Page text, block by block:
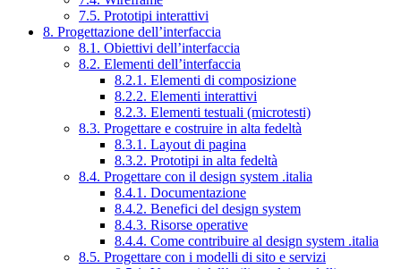
7.5. Prototipi interattivi
8. Progettazione dell’interfaccia
8.1. Obiettivi dell’interfaccia
8.2. Elementi dell’interfaccia
8.2.1. Elementi di composizione
8.2.2. Elementi interattivi
8.2.3. Elementi testuali (microtesti)
8.3. Progettare e costruire in alta fedeltà
8.3.1. Layout di pagina
8.3.2. Prototipi in alta fedeltà
8.4. Progettare con il design system .italia
8.4.1. Documentazione
8.4.2. Benefici del design system
8.4.3. Risorse operative
8.4.4. Come contribuire al design system .italia
8.5. Progettare con i modelli di sito e servizi